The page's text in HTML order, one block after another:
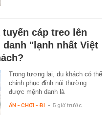
cáp treo lên
"lạnh nhất Việt
Trong tương lai, du khách có thể
chinh phục đỉnh núi thường
được mệnh danh là
ĂN - CHƠI - ĐI - 5 giờ trước